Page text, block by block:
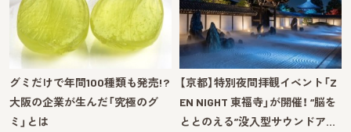
グミだけで年間100種類も発売!?
大阪の企業が生んだ「究極のグ
ミ」とは
【京都】特別夜間拝観イベント「Z
EN NIGHT 東福寺」が開催！ “脳を
ととのえる”没入型サウンドア…